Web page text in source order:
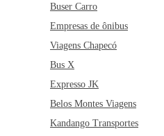
Buser Carro
Empresas de ônibus
Viagens Chapecó
Bus X
Expresso JK
Belos Montes Viagens
Kandango Transportes